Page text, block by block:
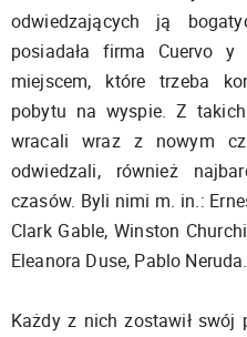
odwiedzających ją
posiadała firma Cuervo y
miejscem, które trzeba
pobytu na wyspie. Z
wracali wraz z nowym
odwiedzali, również
czasów. Byli nimi m. in.:
Clark Gable, Winston
Eleanora Duse, Pablo Neruda.
Każdy z nich zostawił swój